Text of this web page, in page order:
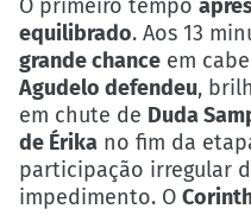
O primeiro tempo
equilibrado. Aos 13
grande chance em
Agudelo defendeu,
em chute de Duda
de Érika no fim da
participação irregular
impedimento. O